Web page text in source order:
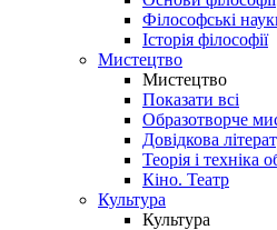
Філософські
Історія філософії
Мистецтво
Мистецтво
Показати всі
Образотворче
Довідкова
Теорія і техніка
Кіно. Театр
Культура
Культура